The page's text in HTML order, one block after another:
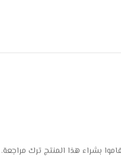
بشراء هذا المنتج ترك مراجعة.